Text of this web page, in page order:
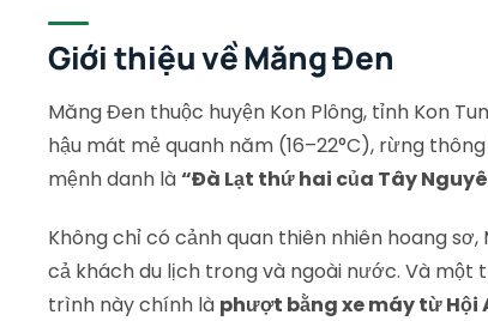
Giới thiệu về Măng Đen
Măng Đen thuộc huyện Kon Plông, tỉnh Kon
hậu mát mẻ quanh năm (16–22°C), rừng
mệnh danh là“Đà Lạt thứ hai của Tây
Không chỉ có cảnh quan thiên nhiên hoang
cả khách du lịch trong và ngoài nước. Và
trình này chính là phượt bằng xe máy từ Hội